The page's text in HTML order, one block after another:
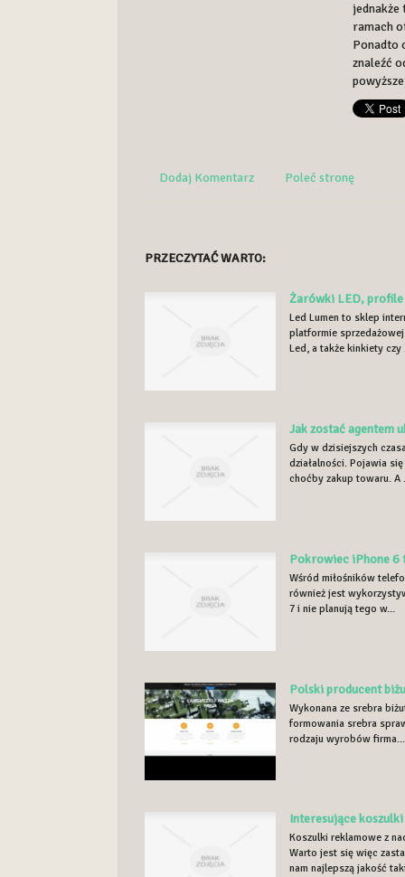
jednakże
ramach
Ponadto
znaleźć
Dodaj Komentarz Poleć stronę
PRZECZYTAĆ WARTO:
Żarówki LED,
Led Lumen to sklep
platformie
Led, a także kinkiety czy
Jak zostać agentem
Gdy w dzisiejszych
działalności. Pojawia
choćby zakup towaru. A
Pokrowiec iPhone 6
Wśród miłośników
również jest
7 i nie planują tego w...
Polski producent
Wykonana ze srebra
formowania srebra
rodzaju wyrobów firma...
Interesujące
Koszulki reklamowe z
Warto jest się więc
nam najlepszą jakość